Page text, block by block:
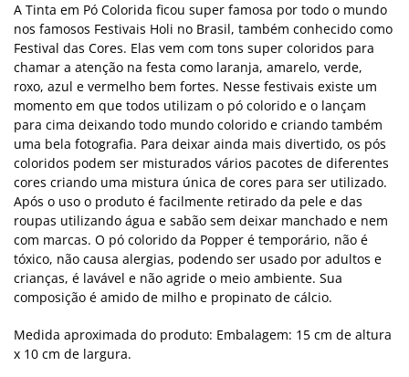
A Tinta em Pó Colorida ficou super famosa por todo o mundo
nos famosos Festivais Holi no Brasil, também conhecido como
Festival das Cores. Elas vem com tons super coloridos para
chamar a atenção na festa como laranja, amarelo, verde,
roxo, azul e vermelho bem fortes. Nesse festivais existe um
momento em que todos utilizam o pó colorido e o lançam
para cima deixando todo mundo colorido e criando também
uma bela fotografia. Para deixar ainda mais divertido, os pós
coloridos podem ser misturados vários pacotes de diferentes
cores criando uma mistura única de cores para ser utilizado.
Após o uso o produto é facilmente retirado da pele e das
roupas utilizando água e sabão sem deixar manchado e nem
com marcas. O pó colorido da Popper é temporário, não é
tóxico, não causa alergias, podendo ser usado por adultos e
crianças, é lavável e não agride o meio ambiente. Sua
composição é amido de milho e propinato de cálcio.
Medida aproximada do produto: Embalagem: 15 cm de altura
x 10 cm de largura.